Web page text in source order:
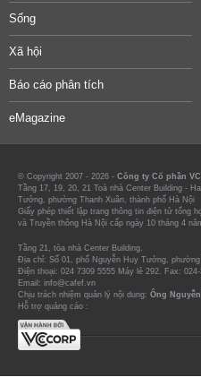
Sống
Xã hội
Báo cáo phân tích
eMagazine
© Copyright 2007 - 2026 - Công ty Cổ phần
Tầng 17, 19, 20, 21 Toà nhà Center Building -
Tưởng, phường Thanh Xuân, thành phố Hà Nội
Giấy phép thiết lập trang thông tin điện tử tổng
và Truyền thông Hà Nội cấp ngày 10 tháng 4
Tầng 21, tòa nhà Center Building.
Địa chỉ: Số 01, phố Nguyễn Huy Tưởng,
Điện thoại: 024 7309 5555 Máy lẻ 292. Fax: 024-
Email: info@cafef.vn
Chịu trách nhiệm quản lý nội dung: Ông
Hỗ trợ quảng cáo :